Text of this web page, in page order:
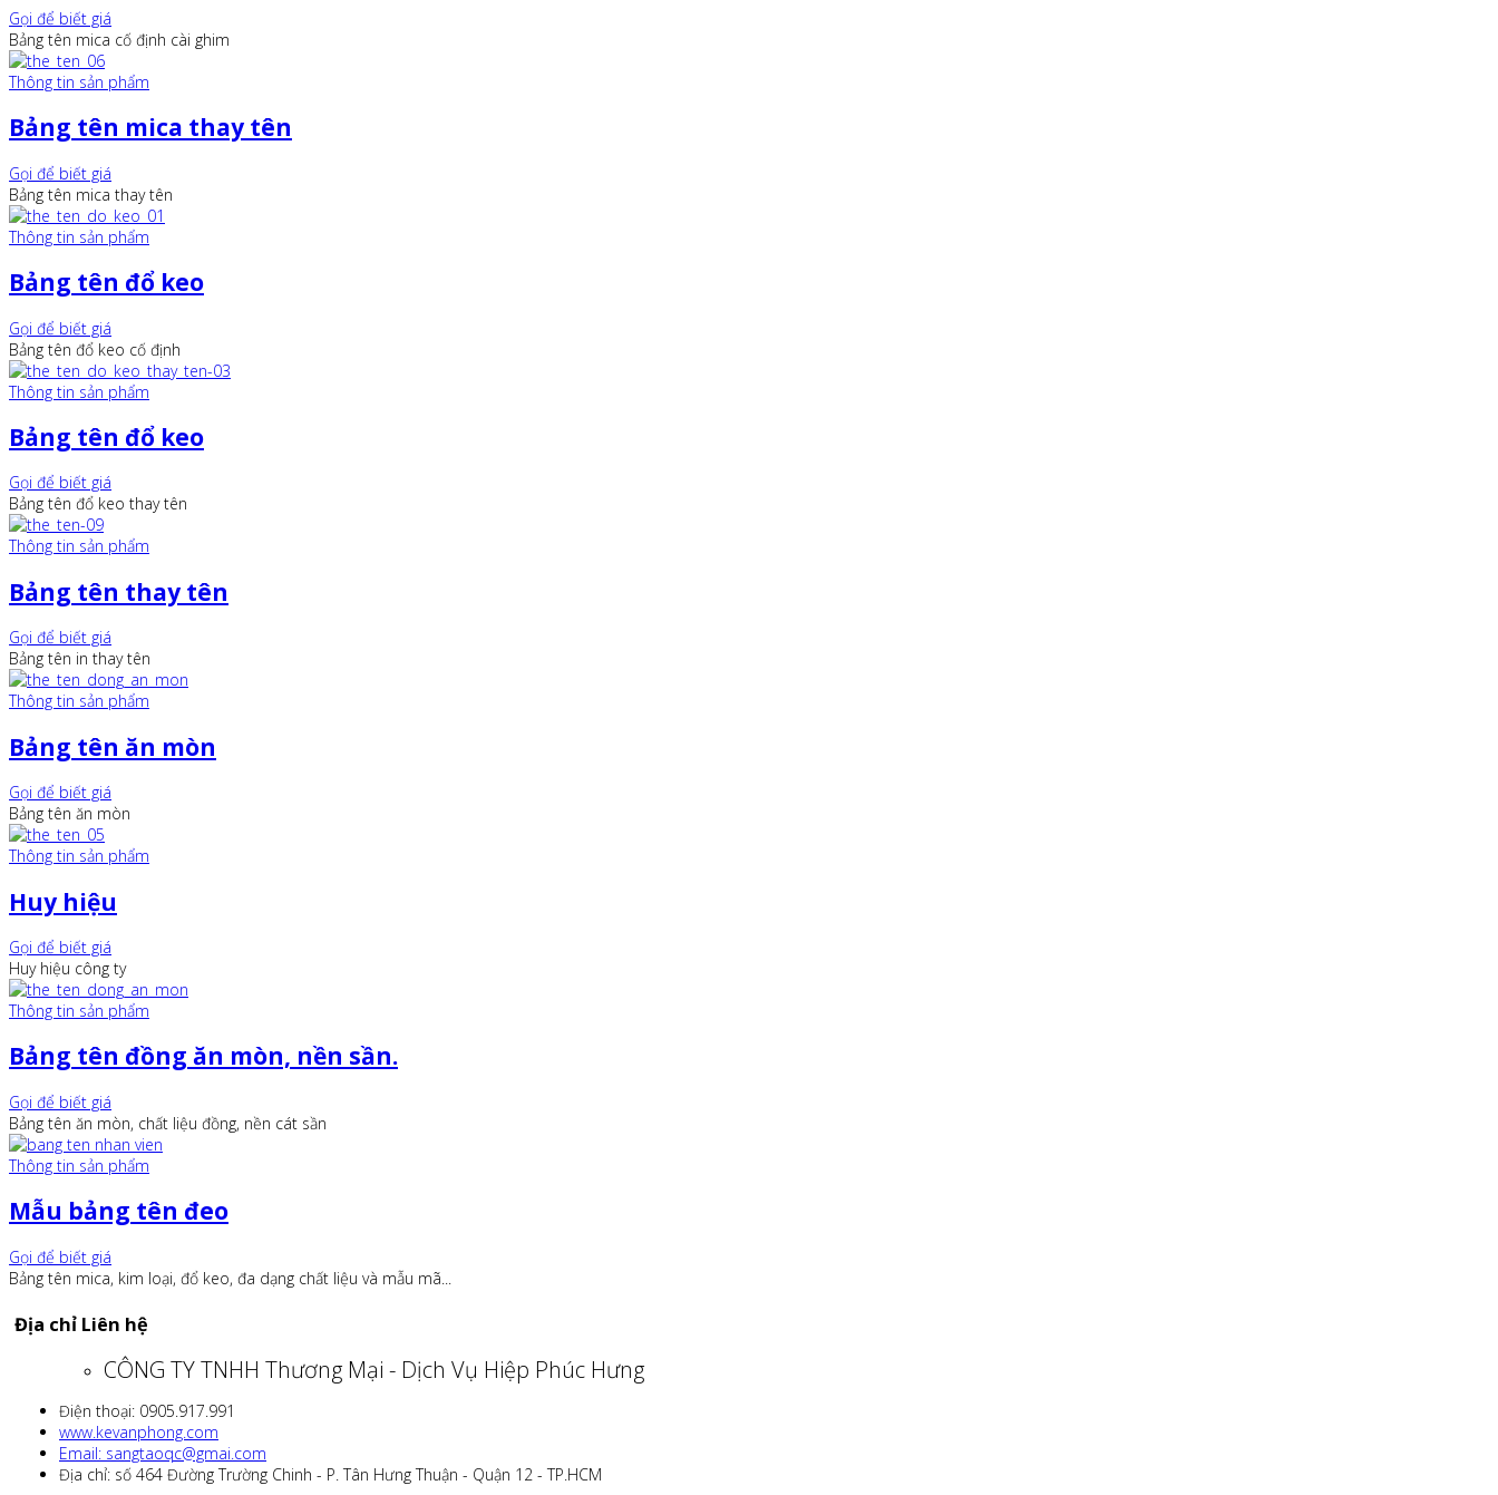
Gọi để biết giá
Bảng tên mica cố định cài ghim
Thông tin sản phẩm
Bảng tên mica thay tên
Gọi để biết giá
Bảng tên mica thay tên
Thông tin sản phẩm
Bảng tên đổ keo
Gọi để biết giá
Bảng tên đổ keo cố định
Thông tin sản phẩm
Bảng tên đổ keo
Gọi để biết giá
Bảng tên đổ keo thay tên
Thông tin sản phẩm
Bảng tên thay tên
Gọi để biết giá
Bảng tên in thay tên
Thông tin sản phẩm
Bảng tên ăn mòn
Gọi để biết giá
Bảng tên ăn mòn
Thông tin sản phẩm
Huy hiệu
Gọi để biết giá
Huy hiệu công ty
Thông tin sản phẩm
Bảng tên đồng ăn mòn, nền sần.
Gọi để biết giá
Bảng tên ăn mòn, chất liệu đồng, nền cát sần
Thông tin sản phẩm
Mẫu bảng tên đeo
Gọi để biết giá
Bảng tên mica, kim loại, đổ keo, đa dạng chất liệu và mẫu mã...
Địa chỉ Liên hệ
CÔNG TY TNHH Thương Mại - Dịch Vụ Hiệp Phúc Hưng
Điện thoại: 0905.917.991
www.kevanphong.com
Email: sangtaoqc@gmai.com
Địa chỉ: số 464 Đường Trường Chinh - P. Tân Hưng Thuận - Quận 12 - TP.HCM